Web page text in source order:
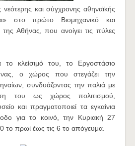
και σύγχρονης αθηναϊκής
στο πρώτο Βιομηχανικό και
της Αθήνας, που ανοίγει τις πύλες
το κλείσιμό του, το Εργοστάσιο
ο χώρος που στεγάζει την
συνδυάζοντας την παλιά με
του ως χώρος πολιτισμού,
και πραγματοποιεί τα εγκαίνια
για το κοινό, την Κυριακή 27
το πρωί έως τις 6 το απόγευμα.